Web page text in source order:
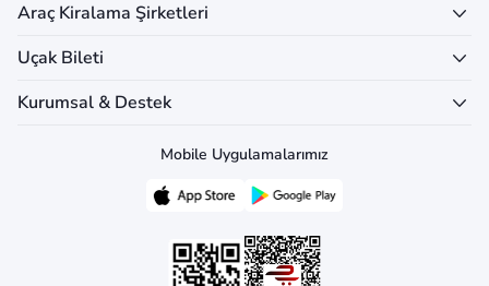
Araç Kiralama Şirketleri
Uçak Bileti
Kurumsal & Destek
Mobile Uygulamalarımız